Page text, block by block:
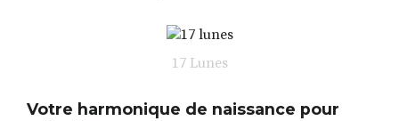
17 Lunes
Votre harmonique de naissance pour